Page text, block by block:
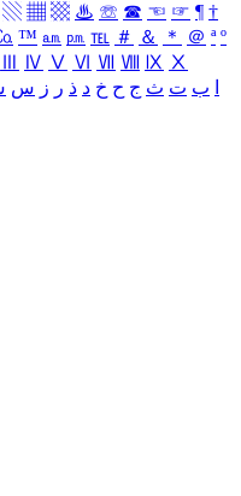
▧ ▦ ▩ ♨ ☏ ☎ ☜ ☞ ¶ †
™ ㏂ ㏘ ℡ ＃ ＆ ＊ ＠ ª º
Ⅳ Ⅴ Ⅵ Ⅶ Ⅷ Ⅸ Ⅹ
ب ت ث ج ح خ د ذ ر ز س